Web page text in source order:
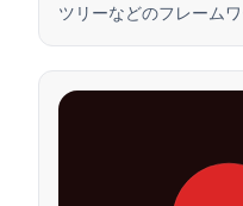
ツリーなどのフレーム
します。